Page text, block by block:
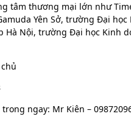
tâm thương mại lớn như
Yên Sở, trường Đại
Hà Nội, trường Đại học Kinh
trong ngay: Mr Kiên –